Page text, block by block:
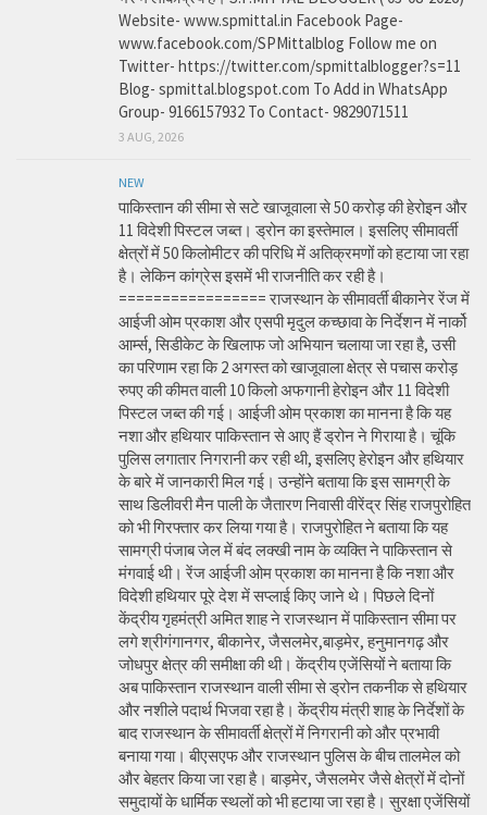
Website- www.spmittal.in Facebook Page-
www.facebook.com/SPMittalblog Follow me on
Twitter- https://twitter.com/spmittalblogger?s=11
Blog- spmittal.blogspot.com To Add in WhatsApp
Group- 9166157932 To Contact- 9829071511
3 AUG, 2026
NEW
पाकिस्तान की सीमा से सटे खाजूवाला से 50 करोड़ की हेरोइन और
11 विदेशी पिस्टल जब्त। ड्रोन का इस्तेमाल। इसलिए सीमावर्ती
क्षेत्रों में 50 किलोमीटर की परिधि में अतिक्रमणों को हटाया जा रहा
है। लेकिन कांग्रेस इसमें भी राजनीति कर रही है।
================= राजस्थान के सीमावर्ती बीकानेर रेंज में
आईजी ओम प्रकाश और एसपी मृदुल कच्छावा के निर्देशन में नार्को
आर्म्स, सिडीकेट के खिलाफ जो अभियान चलाया जा रहा है, उसी
का परिणाम रहा कि 2 अगस्त को खाजूवाला क्षेत्र से पचास करोड़
रुपए की कीमत वाली 10 किलो अफगानी हेरोइन और 11 विदेशी
पिस्टल जब्त की गई। आईजी ओम प्रकाश का मानना है कि यह
नशा और हथियार पाकिस्तान से आए हैं ड्रोन ने गिराया है। चूंकि
पुलिस लगातार निगरानी कर रही थी, इसलिए हेरोइन और हथियार
के बारे में जानकारी मिल गई। उन्होंने बताया कि इस सामग्री के
साथ डिलीवरी मैन पाली के जैतारण निवासी वीरेंद्र सिंह राजपुरोहित
को भी गिरफ्तार कर लिया गया है। राजपुरोहित ने बताया कि यह
सामग्री पंजाब जेल में बंद लक्खी नाम के व्यक्ति ने पाकिस्तान से
मंगवाई थी। रेंज आईजी ओम प्रकाश का मानना है कि नशा और
विदेशी हथियार पूरे देश में सप्लाई किए जाने थे। पिछले दिनों
केंद्रीय गृहमंत्री अमित शाह ने राजस्थान में पाकिस्तान सीमा पर
लगे श्रीगंगानगर, बीकानेर, जैसलमेर,बाड़मेर, हनुमानगढ़ और
जोधपुर क्षेत्र की समीक्षा की थी। केंद्रीय एजेंसियों ने बताया कि
अब पाकिस्तान राजस्थान वाली सीमा से ड्रोन तकनीक से हथियार
और नशीले पदार्थ भिजवा रहा है। केंद्रीय मंत्री शाह के निर्देशों के
बाद राजस्थान के सीमावर्ती क्षेत्रों में निगरानी को और प्रभावी
बनाया गया। बीएसएफ और राजस्थान पुलिस के बीच तालमेल को
और बेहतर किया जा रहा है। बाड़मेर, जैसलमेर जैसे क्षेत्रों में दोनों
समुदायों के धार्मिक स्थलों को भी हटाया जा रहा है। सुरक्षा एजेंसियों